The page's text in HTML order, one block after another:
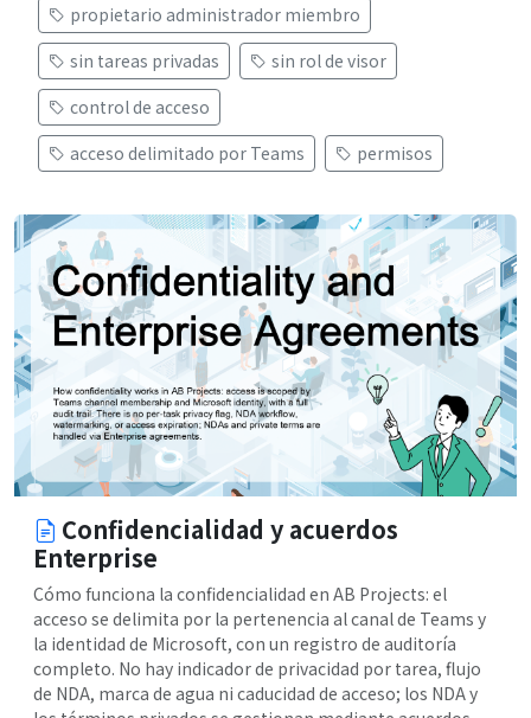
propietario administrador miembro
sin tareas privadas
sin rol de visor
control de acceso
acceso delimitado por Teams
permisos
Confidencialidad y acuerdos
Enterprise
Cómo funciona la confidencialidad en AB Projects: el
acceso se delimita por la pertenencia al canal de Teams y
la identidad de Microsoft, con un registro de auditoría
completo. No hay indicador de privacidad por tarea, flujo
de NDA, marca de agua ni caducidad de acceso; los NDA y